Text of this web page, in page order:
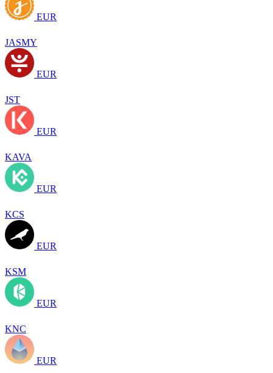
EUR
JASMY
EUR
JST
EUR
KAVA
EUR
KCS
EUR
KSM
EUR
KNC
EUR